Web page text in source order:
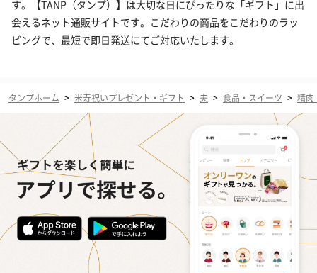
す。【TANP（タンプ）】は大切な日にぴったりな「ギフト」に出
会えるネット通販サイトです。こだわりの商品をこだわりのラッ
ピングで、最短で即日発送にてご対応いたします。
タンプホーム > 米寿祝いプレゼント・ギフト > 夫 > 食品・スイーツ > 精肉